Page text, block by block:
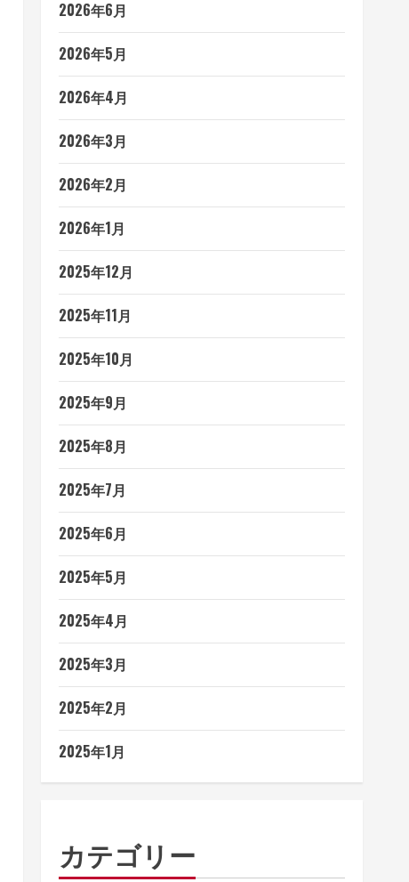
2026年6月
2026年5月
2026年4月
2026年3月
2026年2月
2026年1月
2025年12月
2025年11月
2025年10月
2025年9月
2025年8月
2025年7月
2025年6月
2025年5月
2025年4月
2025年3月
2025年2月
2025年1月
カテゴリー